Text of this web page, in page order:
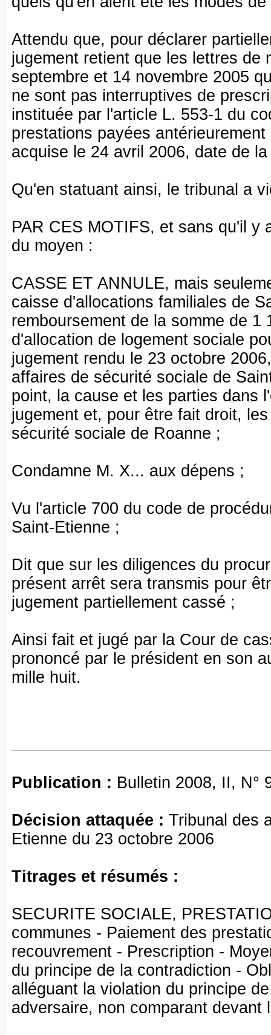
Attendu que, pour déclarer
jugement retient que les lettres de
septembre et 14 novembre 2005
ne sont pas interruptives de
instituée par l'article L. 553-1 du
prestations payées
acquise le 24 avril 2006, date de
Qu'en statuant ainsi, le tribunal a
PAR CES MOTIFS, et sans qu'il y
du moyen :
CASSE ET ANNULE, mais
caisse d'allocations familiales de
remboursement de la somme de
d'allocation de logement sociale
jugement rendu le 23 octobre
affaires de sécurité sociale de
point, la cause et les parties dans
jugement et, pour être fait droit,
sécurité sociale de Roanne ;
Condamne M. X... aux dépens ;
Vu l'article 700 du code de
Saint-Etienne ;
Dit que sur les diligences du
présent arrêt sera transmis pour
jugement partiellement cassé ;
Ainsi fait et jugé par la Cour de
prononcé par le président en son
mille huit.
Publication : Bulletin 2008, II, N°
Décision attaquée : Tribunal des
Etienne du 23 octobre 2006
Titrages et résumés :
SECURITE SOCIALE,
communes - Paiement des
recouvrement - Prescription -
du principe de la contradiction -
alléguant la violation du principe
adversaire, non comparant